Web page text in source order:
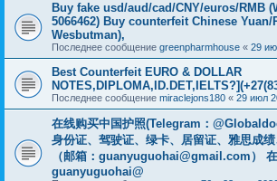
Buy fake usd/aud/cad/CNY/euros/RMB
5066462) Buy counterfeit Chinese Yuan/
Wesbutman),
Последнее сообщение greenpharmhouse « 29
Best Counterfeit EURO & DOLLAR
Последнее сообщение miraclejons180 « 29 июл
在线购买中国护照(Telegram：
身份证、驾驶证、绿卡、居留证、雅思成绩
（邮箱： guanyuguohai@gmail.com ）
guanyuguohai@